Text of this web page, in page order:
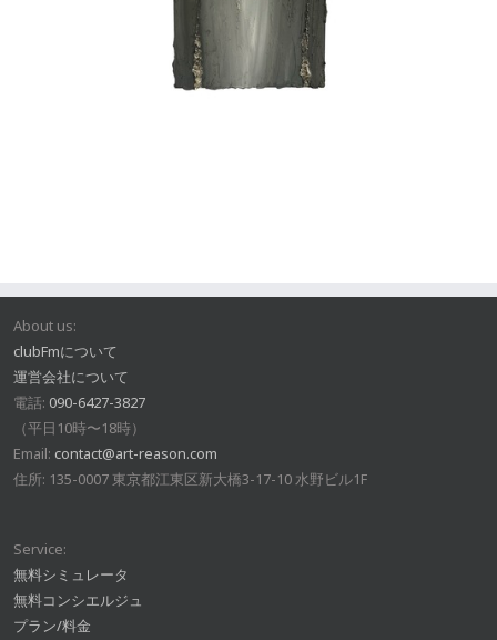
About us:
clubFmについて
運営会社について
電話: 090-6427-3827
（平日10時〜18時）
Email: contact@art-reason.com
住所: 135-0007 東京都江東区新大橋3-17-10 水野ビル1F
Service:
無料シミュレータ
無料コンシエルジュ
プラン/料金